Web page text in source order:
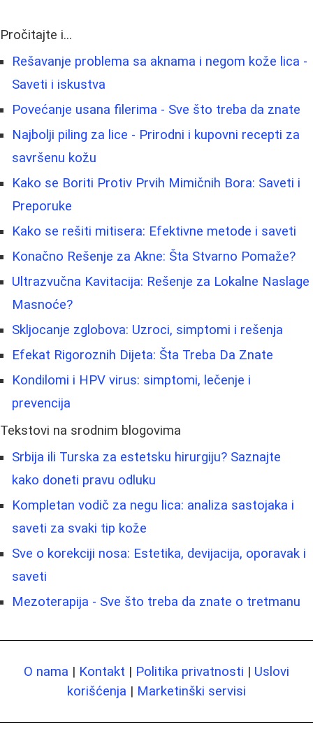
Pročitajte i...
Rešavanje problema sa aknama i negom kože lica -
Saveti i iskustva
Povećanje usana filerima - Sve što treba da znate
Najbolji piling za lice - Prirodni i kupovni recepti za
savršenu kožu
Kako se Boriti Protiv Prvih Mimičnih Bora: Saveti i
Preporuke
Kako se rešiti mitisera: Efektivne metode i saveti
Konačno Rešenje za Akne: Šta Stvarno Pomaže?
Ultrazvučna Kavitacija: Rešenje za Lokalne Naslage
Masnoće?
Skljocanje zglobova: Uzroci, simptomi i rešenja
Efekat Rigoroznih Dijeta: Šta Treba Da Znate
Kondilomi i HPV virus: simptomi, lečenje i
prevencija
Tekstovi na srodnim blogovima
Srbija ili Turska za estetsku hirurgiju? Saznajte
kako doneti pravu odluku
Kompletan vodič za negu lica: analiza sastojaka i
saveti za svaki tip kože
Sve o korekciji nosa: Estetika, devijacija, oporavak i
saveti
Mezoterapija - Sve što treba da znate o tretmanu
O nama | Kontakt | Politika privatnosti | Uslovi
korišćenja | Marketinški servisi